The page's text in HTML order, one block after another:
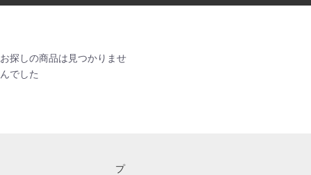
お探しの商品は見つかりませ
んでした
プ